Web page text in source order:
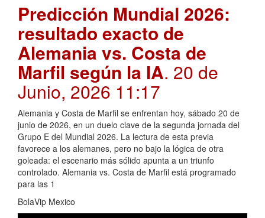
Predicción Mundial 2026:
resultado exacto de
Alemania vs. Costa de
Marfil según la IA. 20 de
Junio, 2026 11:17
Alemania y Costa de Marfil se enfrentan hoy, sábado 20 de
junio de 2026, en un duelo clave de la segunda jornada del
Grupo E del Mundial 2026. La lectura de esta previa
favorece a los alemanes, pero no bajo la lógica de otra
goleada: el escenario más sólido apunta a un triunfo
controlado. Alemania vs. Costa de Marfil está programado
para las 1
BolaVip Mexico